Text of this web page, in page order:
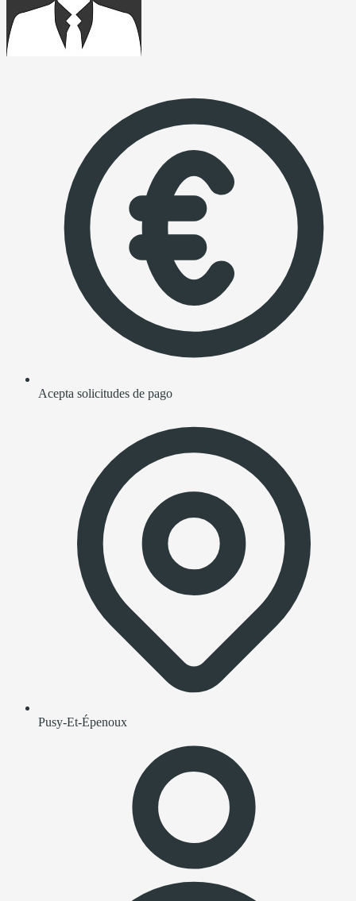
Acepta solicitudes de pago
Pusy-Et-Épenoux